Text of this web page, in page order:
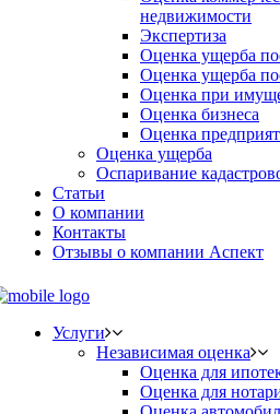
недвижимости
Экспертиза
Оценка ущерба
Оценка ущерба
Оценка при
Оценка бизнеса
Оценка
Оценка ущерба
Оспаривание
Статьи
О компании
Контакты
Отзывы о компании Аспект
Услуги
Независимая оценка
Оценка для
Оценка для